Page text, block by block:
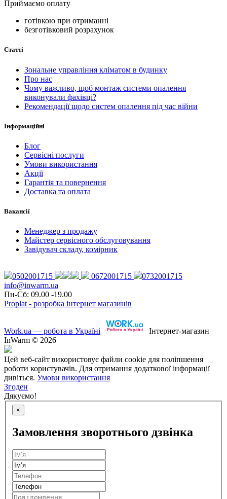
Приймаємо оплату
готівкою при отриманні
безготівковий розрахунок
Статті
Зональне управління кліматом в будинку
Про нас
Чому важливо, щоб монтаж системи опалення
виконували фахівці?
Рекомендації щодо систем опалення під час війни
Інформаційні
Блог
Сервісні послуги
Умови використання
Акції
Гарантія та повернення
Доставка та оплата
Вакансії
Менеджер з продажу
Майстер сервісного обслуговування
Завідувач складу, комірник
0502001715 0672001715
0732001715
info@inwarm.ua
Пн-Сб: 09.00 -19.00
Proplat - розробка інтернет магазинів
Work.ua — робота в Україні
Інтернет-магазин
InWarm © 2026
Цей веб-сайт використовує файли cookie для поліпшення
роботи користувачів. Для отримання додаткової інформації
дивіться. Умови використання
Згоден
Дякуємо!
×
Замовлення зворотнього дзвінка